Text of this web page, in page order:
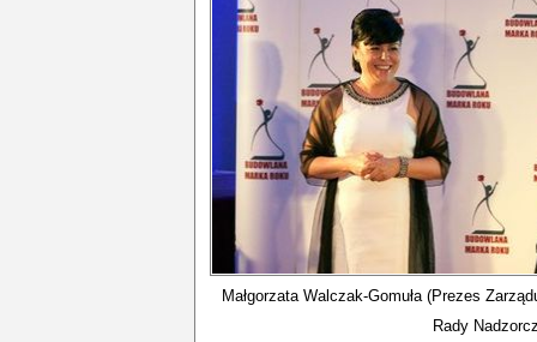
Małgorzata Walczak-Gomuła (Prezes
Rady